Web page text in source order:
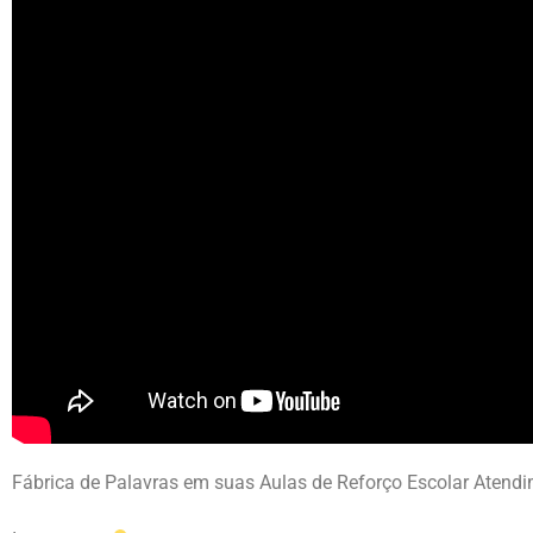
Fábrica de Palavras em suas Aulas de Reforço Escolar